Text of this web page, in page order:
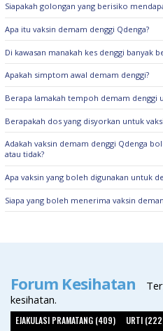
Siapakah golongan yang berisiko
Apa itu vaksin demam denggi Qdenga?
Di kawasan manakah kes denggi banyak
Apakah simptom awal demam denggi?
Berapa lamakah tempoh demam denggi
Berapakah dos yang disyorkan untuk
Adakah vaksin demam denggi Qdenga
atau tidak?
Apa vaksin yang boleh digunakan untuk
Siapa yang boleh menerima vaksin
Forum Kesihatan
kesihatan.
EJAKULASI PRAMATANG (409) URTI